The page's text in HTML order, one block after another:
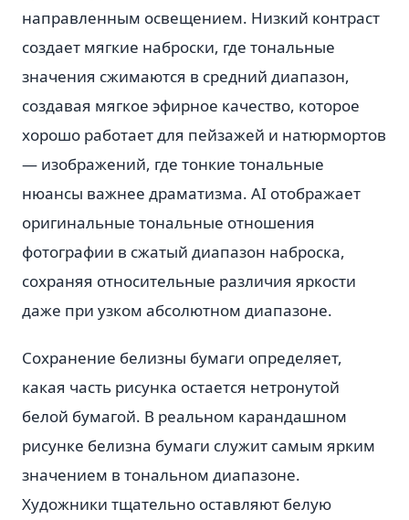
направленным освещением. Низкий контраст
создает мягкие наброски, где тональные
значения сжимаются в средний диапазон,
создавая мягкое эфирное качество, которое
хорошо работает для пейзажей и натюрмортов
— изображений, где тонкие тональные
нюансы важнее драматизма. AI отображает
оригинальные тональные отношения
фотографии в сжатый диапазон наброска,
сохраняя относительные различия яркости
даже при узком абсолютном диапазоне.
Сохранение белизны бумаги определяет,
какая часть рисунка остается нетронутой
белой бумагой. В реальном карандашном
рисунке белизна бумаги служит самым ярким
значением в тональном диапазоне.
Художники тщательно оставляют белую